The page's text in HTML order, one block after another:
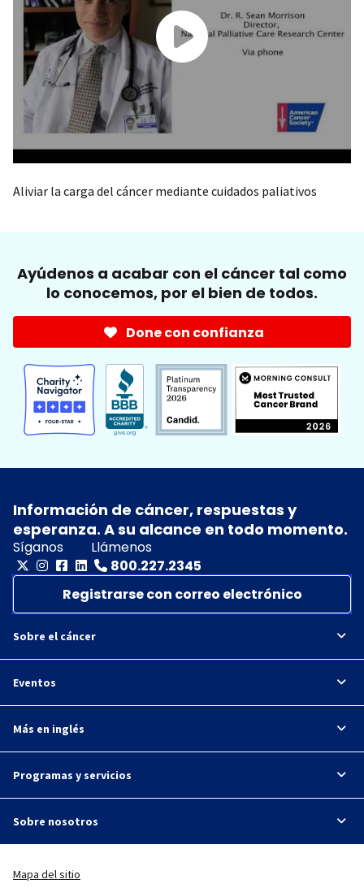
Aliviar la carga del cáncer mediante cuidados paliativos
Ayúdenos a acabar con el cáncer tal como
lo conocemos, por el bien de todos.
Done con confianza
Información de cáncer, respuestas y
esperanza. A su alcance en todo momento.
Síganos
Llámenos
800.227.2345
Registrarse con correo electrónico
Sobre el cáncer
Eventos
Más en inglés
Programas y servicios
Sobre nosotros
Mapa del sitio